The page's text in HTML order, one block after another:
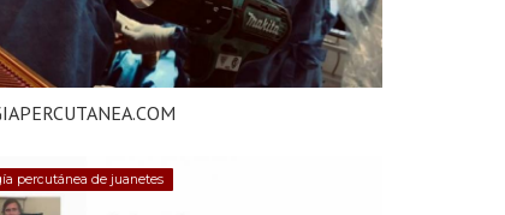
percutánea de juanetes